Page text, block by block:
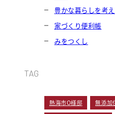
豊かな暮らしを考
家づくり便利帳
みをつくし
TAG
熱海市O様邸 無添